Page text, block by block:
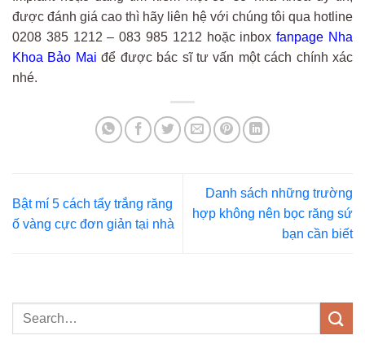
được đánh giá cao thì hãy liên hệ với chúng tôi qua hotline
0208 385 1212 – 083 985 1212 hoặc inboxfanpage Nha
Khoa Bảo Mai để được bác sĩ tư vấn một cách chính xác
nhé.
Bật mí 5 cách tẩy trắng răng
ố vàng cực đơn giản tại nhà
Danh sách những trường
hợp không nên bọc răng sứ
bạn cần biết